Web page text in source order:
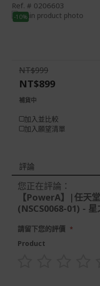
Ref. 0206603
Skip
to
images
gallery
-10%
Skip
the
images
NT$999
NT$899
補貨中
加入並比較
加入願望清單
評論
您正在評論：
【PowerA】|任天
(NSCS0068-01) - 星
請留下您的評價
Product